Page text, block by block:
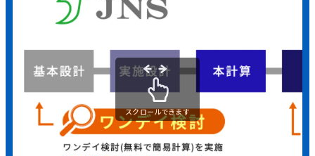
スクロールできます